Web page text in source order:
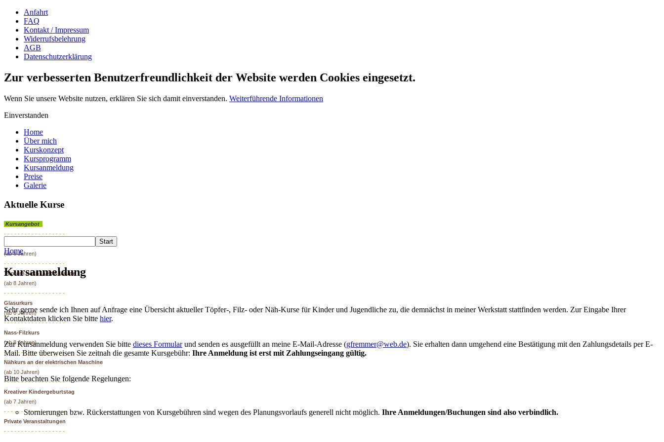
Anfahrt
FAQ
Kontakt / Impressum
Widerrufsbelehrung
AGB
Datenschutzerklärung
Zur verbesserten Benutzerfreundlichkeit der Website werden Cookies eingesetzt.
Wenn Sie unsere Website nutzen, erklären Sie sich damit einverstanden. Weiterführende Informationen
Einverstanden
Home
Über mich
Kurskonzept
Kursprogramm
Kursanmeldung
Preise
Galerie
Aktuelle Kurse
Kursangebot
- - - - - - - - - - - - - - - - - -
(ab 6 Jahren)
- - - - - - - - - - - - - - - - - -
Töpfern nach Lust & Laune
(ab 8 Jahren)
- - - - - - - - - - - - - - - - - -
Glasurkurs
(ab 6 Jahren)
- - - - - - - - - - - - - - - - - -
Nass-Filzkurs
(ab 8 Jahren)
- - - - - - - - - - - - - - - - - -
Nähkurs an der elektrischen Maschine
(ab 10 Jahren)
- - - - - - - - - - - - - - - - - -
Kreativer Kindergeburtstag
(ab 7 Jahren)
- - - - - - - - - - - - - - - - - -
Private Veranstaltungen
- - - - - - - - - - - - - - - - - -
Home
Kursanmeldung
Sehr gerne sende ich Ihnen auf Anfrage eine Übersicht aktueller Töpfer-, Filz- oder Näh-Kurse für Kinder und Jugendliche zu, die demnächst in meiner Werkstatt stattfinden werden. Zur Eingabe Ihrer
Kontaktdaten klicken Sie bitte hier.
Zur Kursanmeldung verwenden Sie bitte dieses Formularund senden es ausgefüllt an meine E-Mail-Adresse (gfremmer@web.de). Sie erhalten dann umgehend eine Bestätigung mit den Zahlungsdetails per E-
Mail. Bitte überweisen Sie zeitnah die gesamte Kursgebühr: Ihre Anmeldung ist erst mit Zahlungseingang gültig.
Bitte beachten Sie folgende Regelungen:
Stornierungen bzw. Rückerstattungen von Kursgebühren sind wegen des Planungsvorlaufs generell nicht möglich. Ihre Anmeldungen/Buchungen sind also verbindlich.